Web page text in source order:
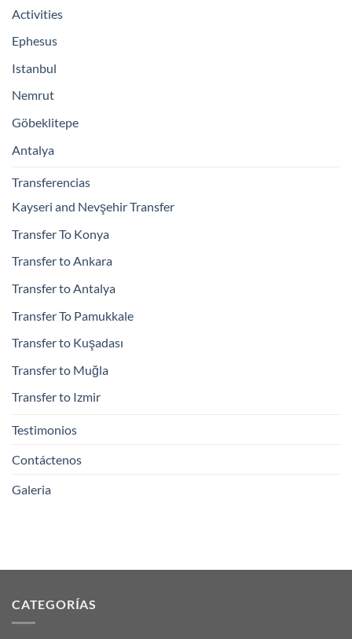
Activities
Ephesus
Istanbul
Nemrut
Göbeklitepe
Antalya
Transferencias
Kayseri and Nevşehir Transfer
Transfer To Konya
Transfer to Ankara
Transfer to Antalya
Transfer To Pamukkale
Transfer to Kuşadası
Transfer to Muğla
Transfer to Izmir
Testimonios
Contáctenos
Galeria
CATEGORÍAS